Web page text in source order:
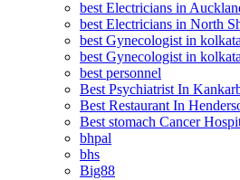
best Electricians in
best Electricians in North
best Gynecologist in kolkata
best Gynecologist in
best personnel
Best Psychiatrist In
Best Restaurant In
Best stomach Cancer
bhpal
bhs
Big88